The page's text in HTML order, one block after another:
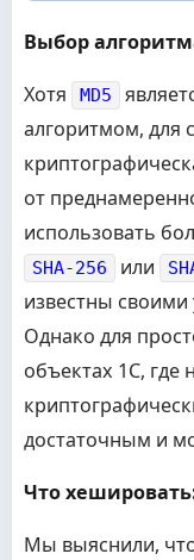
Запрос =
Выборка =
//
//
// Например:
//
//
//
//
// Для
// уже
// В реальной
// чтобы
// Например,
// Для
// Пусть
// Примем,
// Например,
Выбор
Хотя
MD5
алгоритмом, для
от
использовать
SHA-256 или
известны
Однако для
объектах 1С, где
достаточным и
Что
Мы выяснили,